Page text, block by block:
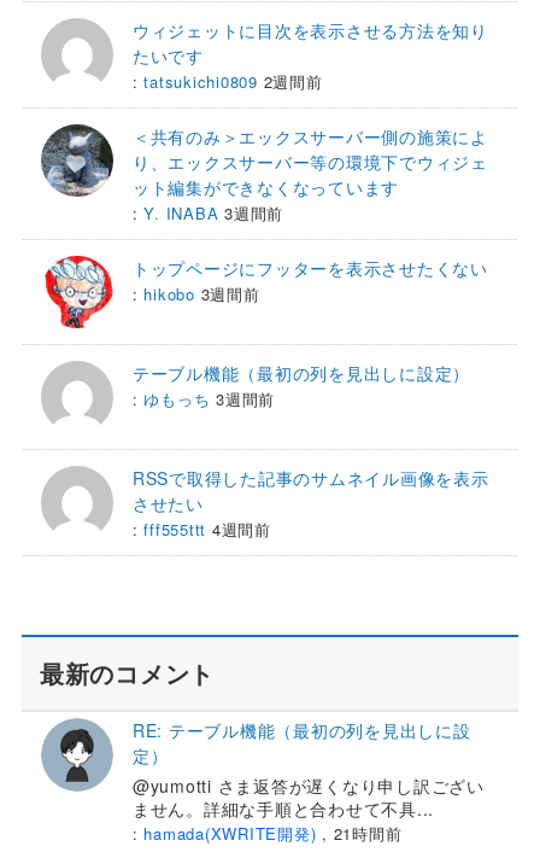
ウィジェットに目次を表示させる方法を知り
たいです
:tatsukichi0809 2週間前
＜共有のみ＞エックスサーバー側の施策によ
り、エックスサーバー等の環境下でウィジェ
ット編集ができなくなっています
:Y. INABA 3週間前
トップページにフッターを表示させたくない
: hikobo 3週間前
テーブル機能（最初の列を見出しに設定）
:ゆもっち 3週間前
RSSで取得した記事のサムネイル画像を表示
させたい
:fff555ttt 4週間前
最新のコメント
RE: テーブル機能（最初の列を見出しに設
定）
@yumotti さま返答が遅くなり申し訳ござい
ません。詳細な手順と合わせて不具...
: hamada(XWRITE開発) , 21時間前